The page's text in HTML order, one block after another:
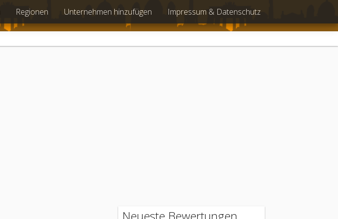
Regionen Unternehmen hinzufügen Impressum & Datenschutz